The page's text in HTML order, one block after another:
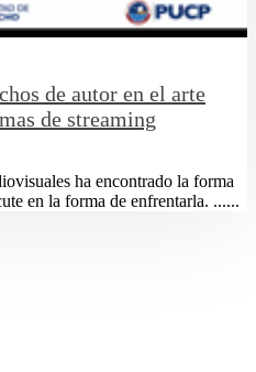
de autor en el arte
de streaming
ha encontrado la forma
en la forma de enfrentarla. ......